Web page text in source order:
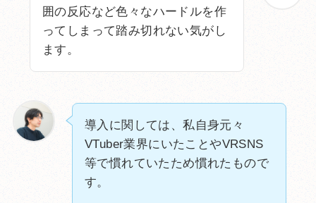
囲の反応など色々なハードルを作
ってしまって踏み切れない気がし
ます。
導入に関しては、私自身元々
VTuber業界にいたことやVRSNS
等で慣れていたため慣れたもので
す。